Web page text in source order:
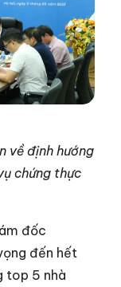
về định hướng
chứng thực
đốc
đến hết
top 5 nhà